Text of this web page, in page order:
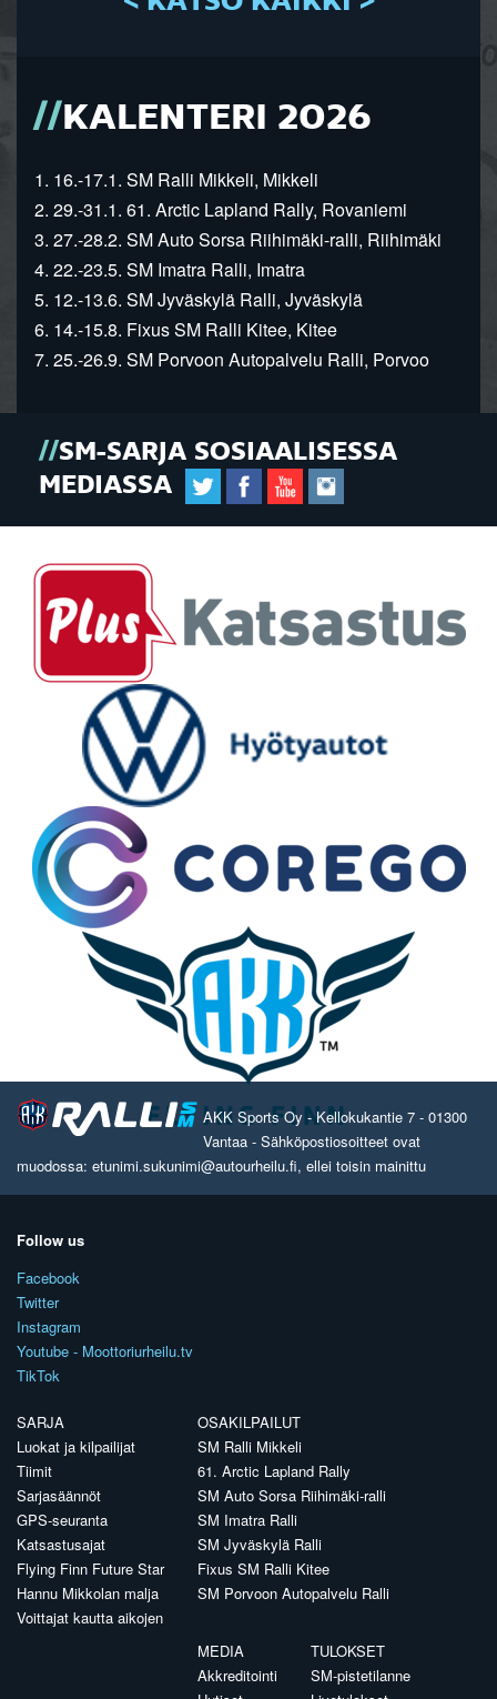
KALENTERI 2026
1. 16.-17.1. SM Ralli Mikkeli, Mikkeli
2. 29.-31.1. 61. Arctic Lapland Rally, Rovaniemi
3. 27.-28.2. SM Auto Sorsa Riihimäki-ralli, Riihimäki
4. 22.-23.5. SM Imatra Ralli, Imatra
5. 12.-13.6. SM Jyväskylä Ralli, Jyväskylä
6. 14.-15.8. Fixus SM Ralli Kitee, Kitee
7. 25.-26.9. SM Porvoon Autopalvelu Ralli, Porvoo
SM-SARJA SOSIAALISESSA
MEDIASSA
AKK Sports Oy - Kellokukantie 7 - 01300
Vantaa - Sähköpostiosoitteet ovat
muodossa: etunimi.sukunimi@autourheilu.fi, ellei toisin mainittu
Follow us
Facebook
Twitter
Instagram
Youtube - Moottoriurheilu.tv
TikTok
SARJA
Luokat ja kilpailijat
Tiimit
Sarjasäännöt
GPS-seuranta
Katsastusajat
Flying Finn Future Star
Hannu Mikkolan malja
Voittajat kautta aikojen
OSAKILPAILUT
SM Ralli Mikkeli
61. Arctic Lapland Rally
SM Auto Sorsa Riihimäki-ralli
SM Imatra Ralli
SM Jyväskylä Ralli
Fixus SM Ralli Kitee
SM Porvoon Autopalvelu Ralli
MEDIA
Akkreditointi
TULOKSET
SM-pistetilanne